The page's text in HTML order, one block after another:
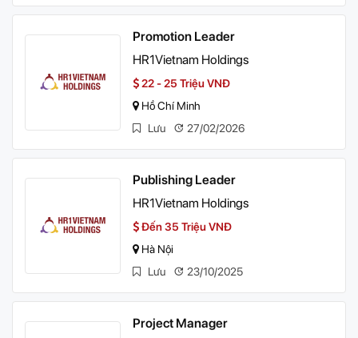
Promotion Leader
HR1Vietnam Holdings
22 - 25 Triệu VNĐ
Hồ Chí Minh
Lưu
27/02/2026
Publishing Leader
HR1Vietnam Holdings
Đến 35 Triệu VNĐ
Hà Nội
Lưu
23/10/2025
Project Manager